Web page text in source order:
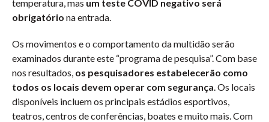
temperatura, mas um teste COVID negativo será
obrigatório na entrada.
Os movimentos e o comportamento da multidão serão
examinados durante este “programa de pesquisa”. Com base
nos resultados, os pesquisadores estabelecerão como
todos os locais devem operar com segurança. Os locais
disponíveis incluem os principais estádios esportivos,
teatros, centros de conferências, boates e muito mais. Com